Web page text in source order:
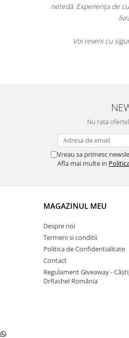
am observat o îmbunătățire
care este acum mult mai hidratată și
siguranță voi continua să comand
Nu rata
Vreau sa primesc
Afla mai multe in
MAGAZINUL MEU
Despre noi
Termeni si conditii
Politica de Confidentialitate
Contact
Regulament Giveaway -
DrRashel România